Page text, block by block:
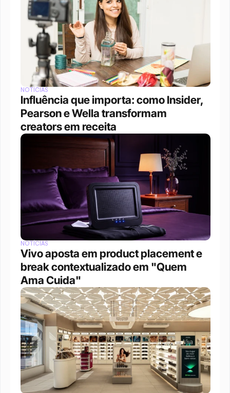
NOTÍCIAS
Influência que importa: como Insider,
Pearson e Wella transformam
creators em receita
NOTÍCIAS
Vivo aposta em product placement e
break contextualizado em "Quem
Ama Cuida"